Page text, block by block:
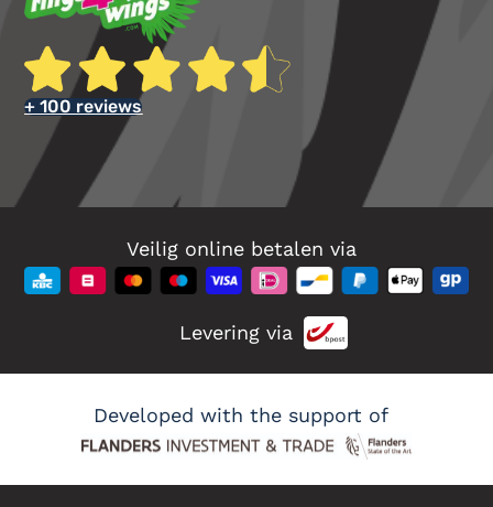
+ 100 reviews
Veilig online betalen via
Levering via
Developed with the support of